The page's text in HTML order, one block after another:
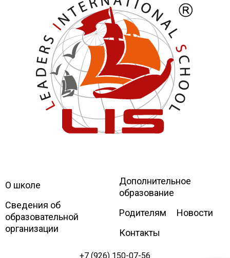
Leaders
International school
О школе
Сведения об
образовательной
организации
Дополнительное
образование
Родителям
Новости
Контакты
+7 (926) 150-07-56